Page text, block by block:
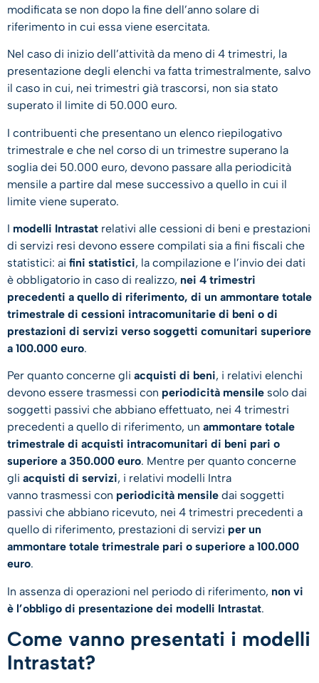
modificata se non dopo la fine dell’anno solare di
riferimento in cui essa viene esercitata.
Nel caso di inizio dell’attività da meno di 4 trimestri, la
presentazione degli elenchi va fatta trimestralmente, salvo
il caso in cui, nei trimestri già trascorsi, non sia stato
superato il limite di 50.000 euro.
I contribuenti che presentano un elenco riepilogativo
trimestrale e che nel corso di un trimestre superano la
soglia dei 50.000 euro, devono passare alla periodicità
mensile a partire dal mese successivo a quello in cui il
limite viene superato.
I modelli Intrastat relativi alle cessioni di beni e prestazioni
di servizi resi devono essere compilati sia a fini fiscali che
statistici: ai fini statistici, la compilazione e l’invio dei dati
è obbligatorio in caso di realizzo, nei 4 trimestri
precedenti a quello di riferimento, di un ammontare totale
trimestrale di cessioni intracomunitarie di beni o di
prestazioni di servizi verso soggetti comunitari superiore
a 100.000 euro.
Per quanto concerne gli acquisti di beni, i relativi elenchi
devono essere trasmessi con periodicità mensile solo dai
soggetti passivi che abbiano effettuato, nei 4 trimestri
precedenti a quello di riferimento, un ammontare totale
trimestrale di acquisti intracomunitari di beni pari o
superiore a 350.000 euro. Mentre per quanto concerne
gli acquisti di servizi, i relativi modelli Intra
vanno trasmessi con periodicità mensile dai soggetti
passivi che abbiano ricevuto, nei 4 trimestri precedenti a
quello di riferimento, prestazioni di servizi per un
ammontare totale trimestrale pari o superiore a 100.000
euro.
In assenza di operazioni nel periodo di riferimento, non vi
è l’obbligo di presentazione dei modelli Intrastat.
Come vanno presentati i modelli
Intrastat?